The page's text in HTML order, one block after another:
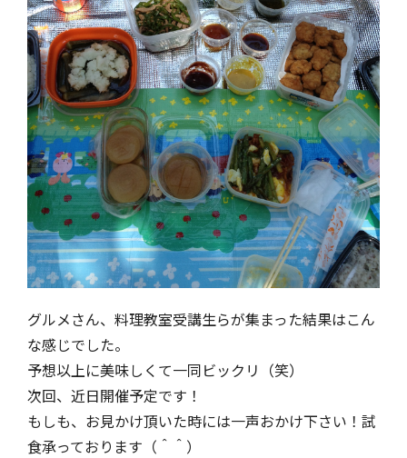
グルメさん、料理教室受講生らが集まった結果はこん
な感じでした。
予想以上に美味しくて一同ビックリ（笑）
次回、近日開催予定です！
もしも、お見かけ頂いた時には一声おかけ下さい！試
食承っております（＾＾）